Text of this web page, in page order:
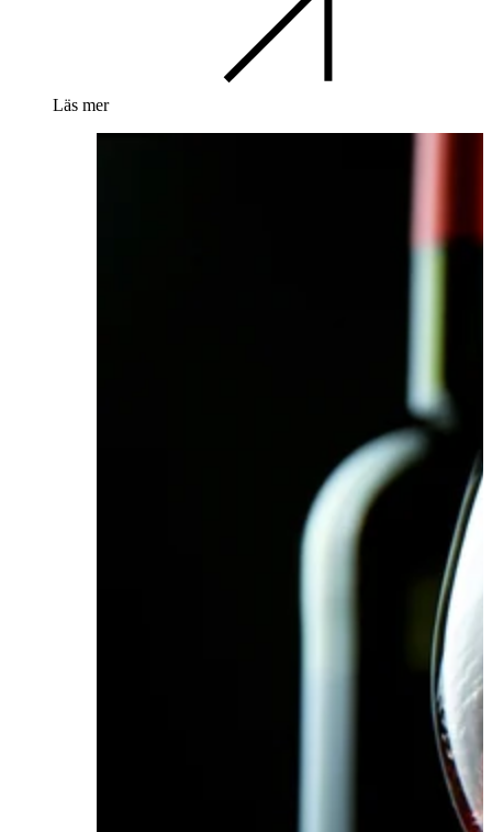
Läs mer